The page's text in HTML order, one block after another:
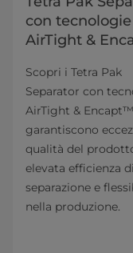
con tecnologie
AirTight &
Scopri i Tetra Pak
Separator con
AirTight &
garantiscono
qualità del
elevata efficienza di
separazione e
nella produzione.